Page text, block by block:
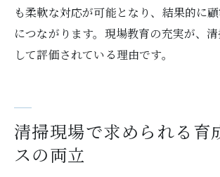
も柔軟な対応が可能となり、結果的に
につながります。現場教育の充実が、
して評価されている理由です。
清掃現場で求められる育
スの両立